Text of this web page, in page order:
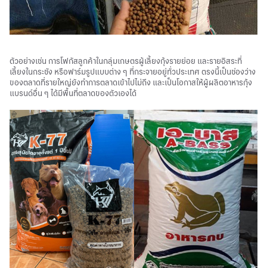
ตัวอย่างเช่น การโฟกัสลูกค้าในกลุ่มเกษตรผู้เลี้ยงกุ้งรายย่อย และรายอิสระที่
เลี้ยงในกระชัง หรือฟาร์มรูปแบบต่าง ๆ ที่กระจายอยู่ทั่วประเทศ ตรงนี้เป็นช่องว่าง
ของตลาดที่รายใหญ่ยังทำการตลาดเข้าไปไม่ถึง และเป็นโอกาสให้ผู้ผลิตอาหารกุ้ง
แบรนด์อื่น ๆ ได้มีพื้นที่ตลาดของตัวเองได้